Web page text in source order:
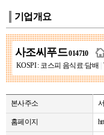
기업개요
사조씨푸드014710
KOSPI : 코스피 음식료·담배
본사주소
홈페이지